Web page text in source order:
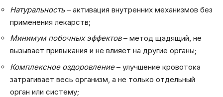
Натуральность– активация внутренних механизмов без
применения лекарств;
Минимум побочных эффектов– метод щадящий, не
вызывает привыкания и не влияет на другие органы;
Комплексное оздоровление– улучшение кровотока
затрагивает весь организм, а не только отдельный
орган или систему;